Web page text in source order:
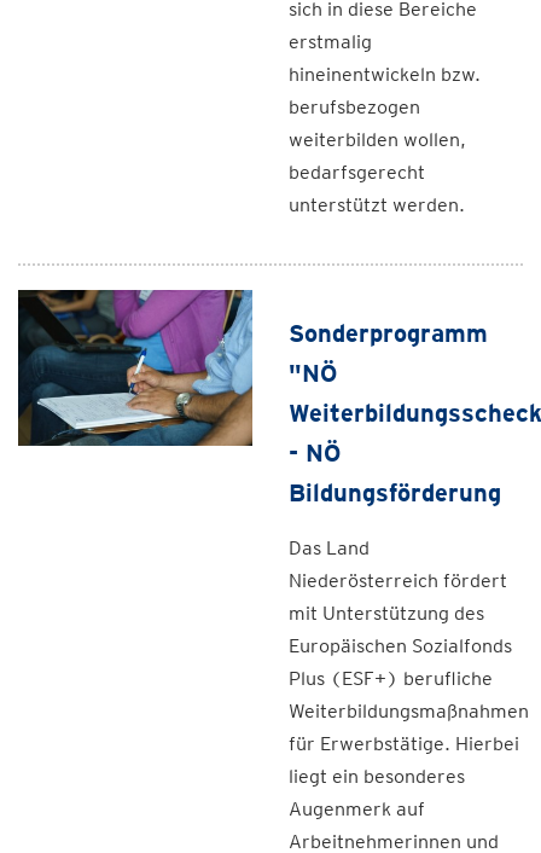
sich in diese Bereiche
erstmalig
hineinentwickeln bzw.
berufsbezogen
weiterbilden wollen,
bedarfsgerecht
unterstützt werden.
Sonderprogramm
"NÖ
- NÖ
Bildungsförderung
Das Land
Niederösterreich fördert
mit Unterstützung des
Europäischen Sozialfonds
Plus (ESF+) berufliche
Weiterbildungsmaßnahmen
für Erwerbstätige. Hierbei
liegt ein besonderes
Augenmerk auf
Arbeitnehmerinnen und